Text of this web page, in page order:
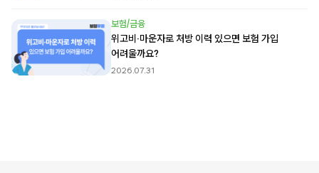
보험/금융
위고비·마운자로 처방 이력 있으면 보험 가입
어려울까요?
2026.07.31